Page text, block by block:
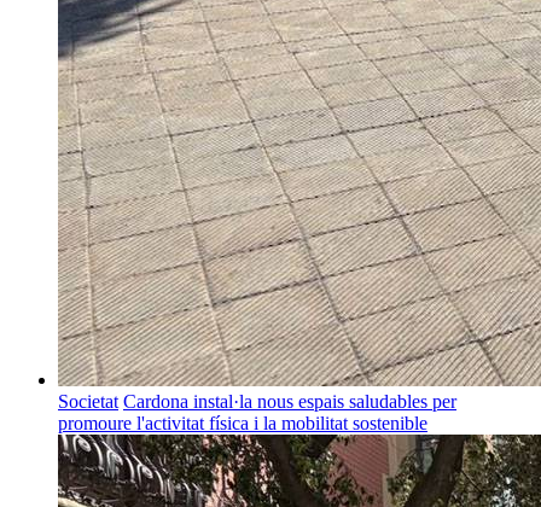
Societat Cardona instal·la nous espais saludables per
promoure l'activitat física i la mobilitat sostenible